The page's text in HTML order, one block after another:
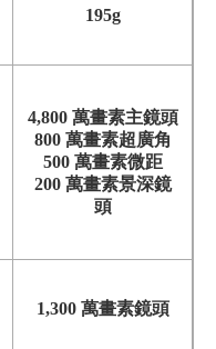
195g
4,800 萬畫素主鏡頭
800 萬畫素超廣角
500 萬畫素微距
200 萬畫素景深鏡
頭
1,300 萬畫素鏡頭